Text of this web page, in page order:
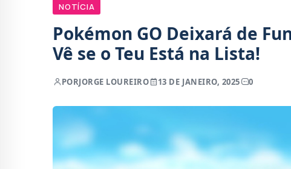
NOTÍCIA
Pokémon GO Deixará de
Vê se o Teu Está na Lista!
PORJORGE LOUREIRO 13 DE JANEIRO, 2025 0